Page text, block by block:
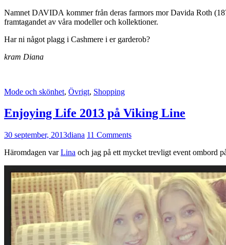
Namnet DAVIDA kommer från deras farmors mor Davida Roth
framtagandet av våra modeller och kollektioner.
Har ni något plagg i Cashmere i er garderob?
kram Diana
Mode och skönhet, Övrigt, Shopping
Enjoying Life 2013 på Viking Line
30 september, 2013diana 11 Comments
Häromdagen varLina och jag på ett mycket trevligt event ombord